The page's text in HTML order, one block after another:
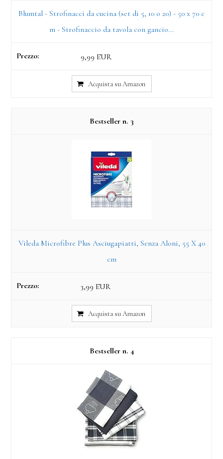
Blumtal - Strofinacci da cucina (set di 5, 10 o 20) - 50 x 70 c
m - Strofinaccio da tavola con gancio...
9,99 EUR
Acquista su Amazon
3
Vileda Microfibre Plus Asciugapiatti, Senza Aloni, 55 X 40
cm
3,99 EUR
Acquista su Amazon
4